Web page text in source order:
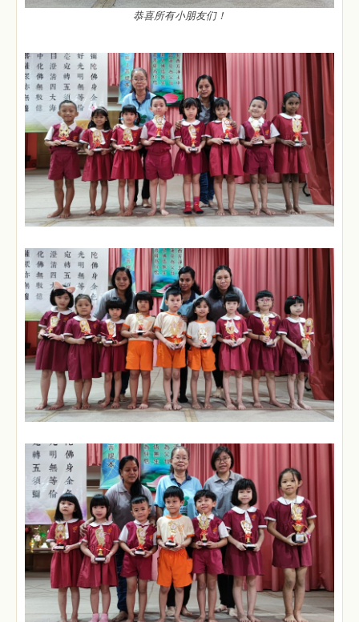
恭喜所有小朋友们！